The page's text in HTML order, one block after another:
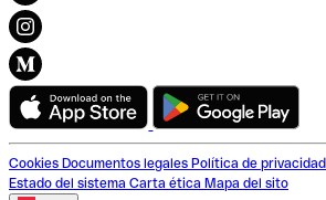
Cookies Documentos legales Política de privacidad
Estado del sistema Carta ética Mapa del sito